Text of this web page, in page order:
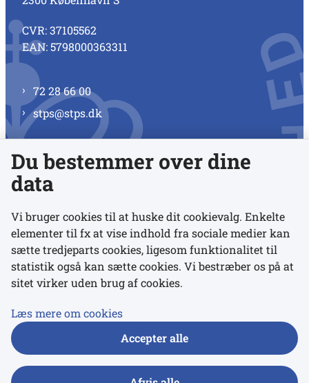
CVR: 37105562
EAN: 5798000363311
72 28 66 00
stps@stps.dk
Se alle kontaktnumre
Links
Udgivelser
Tilgængelighedserklæring
Du bestemmer over dine
data
Vi bruger cookies til at huske dit cookievalg. Enkelte
elementer til fx at vise indhold fra sociale medier kan
sætte tredjeparts cookies, ligesom funktionalitet til
statistik også kan sætte cookies. Vi bestræber os på at
sitet virker uden brug af cookies.
Læs mere om cookies
Accepter alle